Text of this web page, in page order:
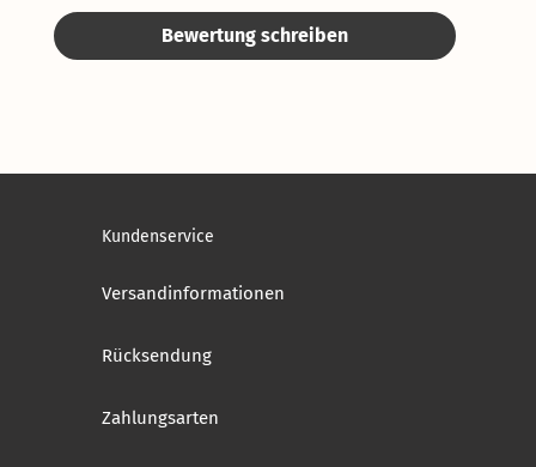
Bewertung schreiben
Kundenservice
Versandinformationen
Rücksendung
Zahlungsarten